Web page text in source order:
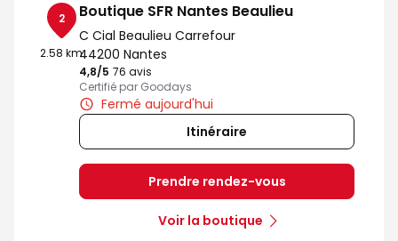
2
2.58 km
Boutique SFR Nantes Beaulieu
C Cial Beaulieu Carrefour
44200 Nantes
4,8/5 Note de 4.8 sur 5
76 avis
Certifié par Goodays
Fermé aujourd'hui
Itinéraire
Prendre rendez-vous
Voir la boutique